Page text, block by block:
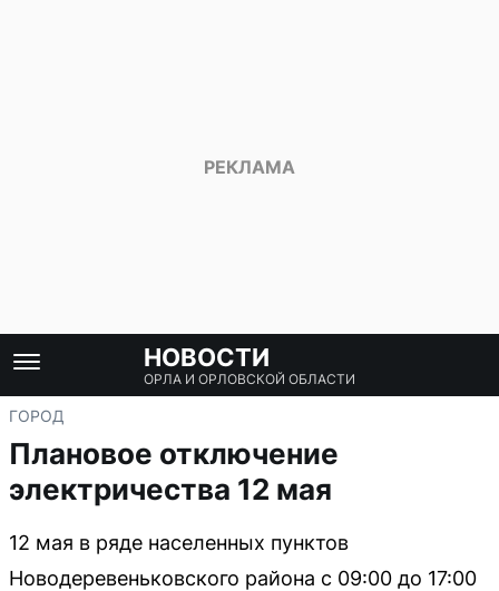
НОВОСТИ
ОРЛА И ОРЛОВСКОЙ ОБЛАСТИ
ГОРОД
Плановое отключение
электричества 12 мая
12 мая в ряде населенных пунктов
Новодеревеньковского района с 09:00 до 17:00